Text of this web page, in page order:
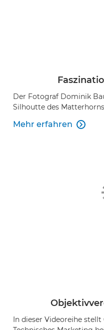
Der Fotograf Dominik
Silhoutte des
Mehr erfahren 
In dieser Videoreihe stellt